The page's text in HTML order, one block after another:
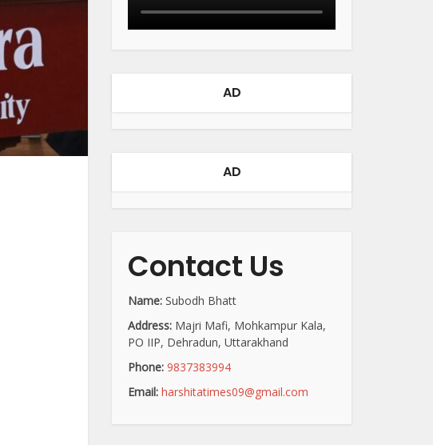
AD
AD
Contact Us
Name: Subodh Bhatt
Address: Majri Mafi, Mohkampur Kala,
PO IIP, Dehradun, Uttarakhand
Phone: 9837383994
Email: harshitatimes09@gmail.com